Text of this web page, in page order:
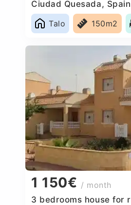
Ciudad Quesada, Spain
Talo
150m2
1 150€ / month
3 bedrooms house for